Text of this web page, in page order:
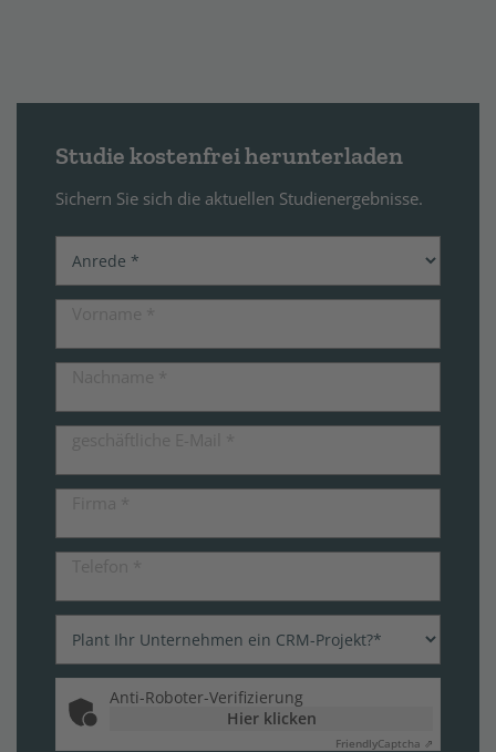
Studie kostenfrei herunterladen
Sichern Sie sich die aktuellen Studienergebnisse.
Anti-Roboter-Verifizierung
Hier klicken
FriendlyCaptcha ⇗